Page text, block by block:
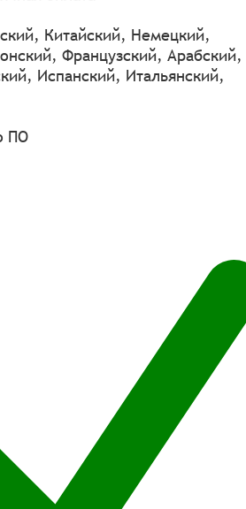
Китайский, Немецкий,
Французский, Арабский,
Испанский, Итальянский,
ПО